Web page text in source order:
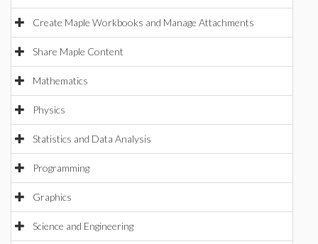
Create Maple Workbooks and Manage Attachments
Share Maple Content
Mathematics
Physics
Statistics and Data Analysis
Programming
Graphics
Science and Engineering